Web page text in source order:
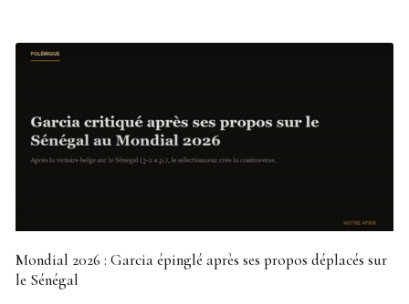
Mondial 2026 : Garcia épinglé après ses propos déplacés sur
le Sénégal